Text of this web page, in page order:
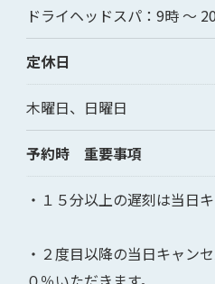
ドライヘッドスパ：9時 ～
定休日
木曜日、日曜日
予約時 重要事項
・１５分以上の遅刻は当日
・２度目以降の当日キャン